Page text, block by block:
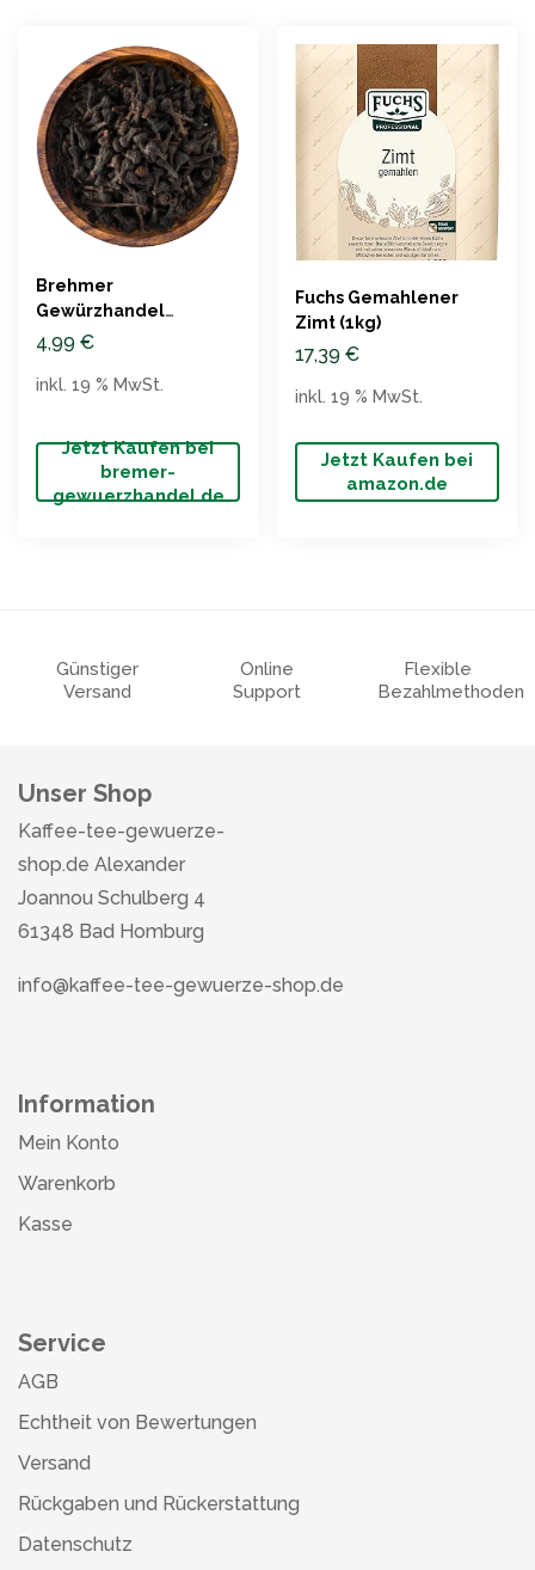
Brehmer
Gewürzhandel
Zimtblüten, ganz
4,99 €
Jetzt Kaufen bei
bremer-
gewuerzhandel.de
inkl. 19 % MwSt.
Fuchs Gemahlener
Zimt (1kg)
17,39 €
Jetzt Kaufen bei
amazon.de
inkl. 19 % MwSt.
Günstiger
Versand
Online
Support
Flexible
Bezahlmethoden
Unser Shop
Kaffee-tee-gewuerze-
shop.de Alexander
Joannou Schulberg 4
61348 Bad Homburg
info@kaffee-tee-gewuerze-shop.de
Information
Mein Konto
Warenkorb
Kasse
Service
AGB
Echtheit von Bewertungen
Versand
Rückgaben und Rückerstattung
Datenschutz